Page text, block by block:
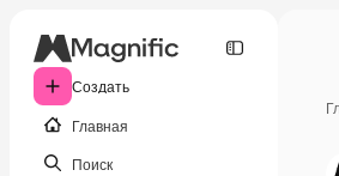
Создать
Главная
Поиск